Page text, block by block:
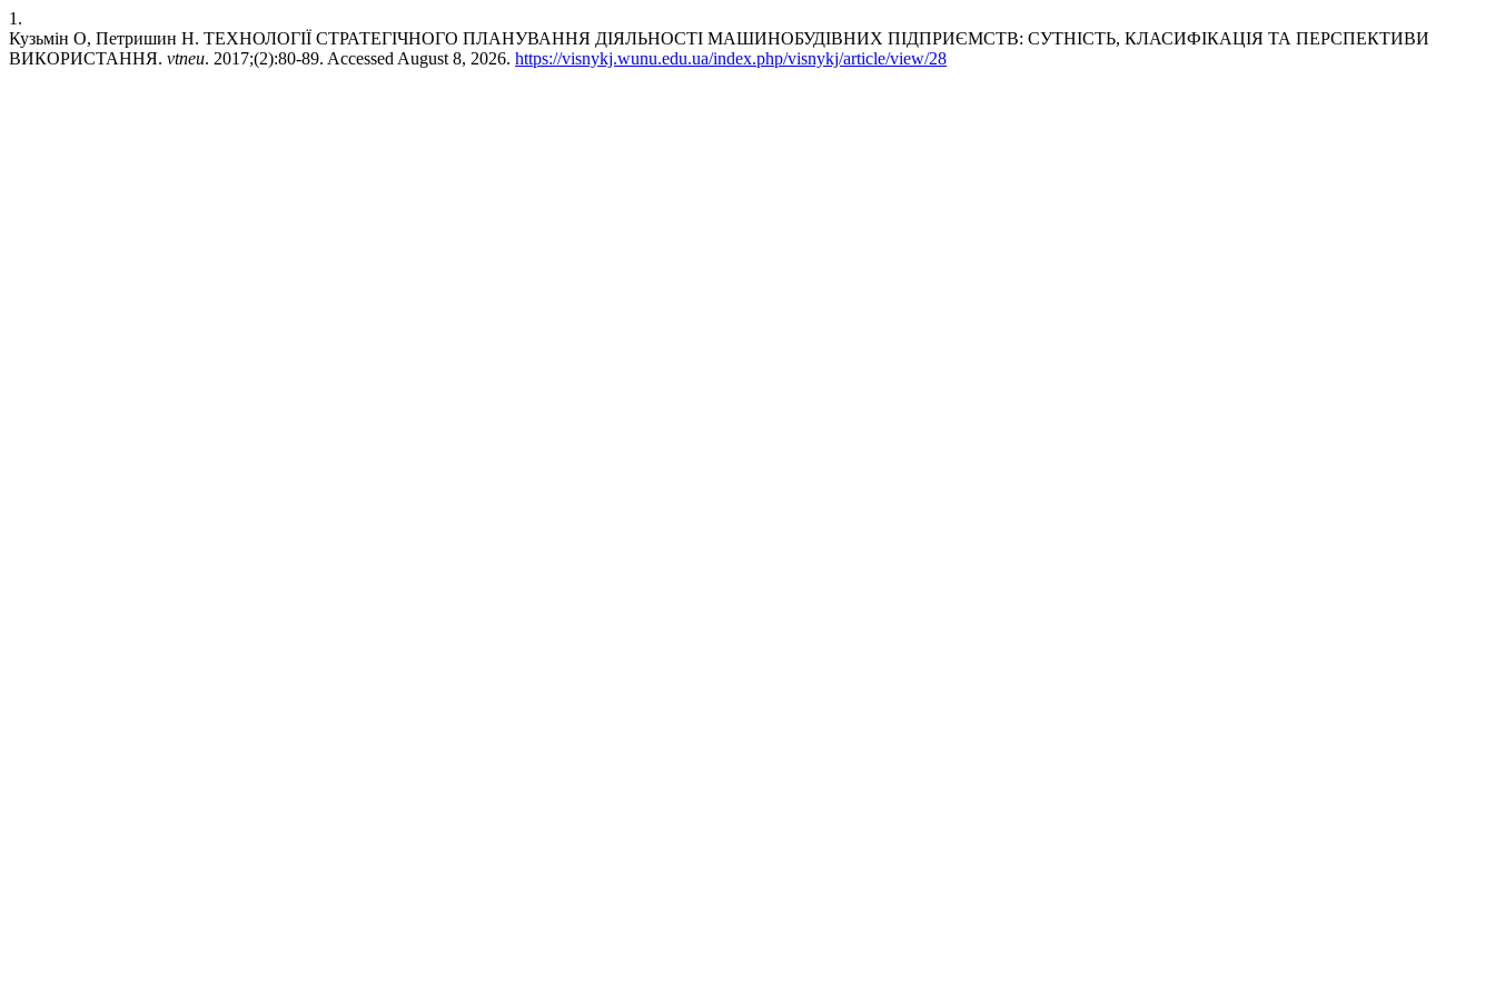
1.
Кузьмін О, Петришин Н. ТЕХНОЛОГІЇ СТРАТЕГІЧНОГО ПЛАНУВАННЯ ДІЯЛЬНОСТІ МАШИНОБУДІВНИХ ПІДПРИЄМСТВ: СУТНІСТЬ, КЛАСИФІКАЦІЯ ТА ПЕРСПЕКТИВИ
ВИКОРИСТАННЯ. vtneu. 2017;(2):80-89. Accessed August 8, 2026. https://visnykj.wunu.edu.ua/index.php/visnykj/article/view/28